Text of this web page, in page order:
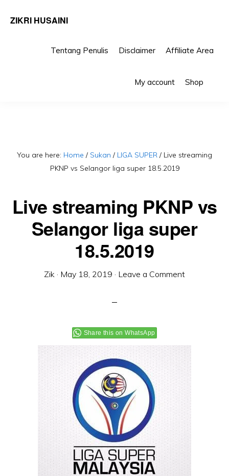
ZIKRI HUSAINI
Tentang Penulis Disclaimer Affiliate Area
My account Shop
You are here: Home / Sukan / LIGA SUPER / Live streaming
PKNP vs Selangor liga super 18.5.2019
Live streaming PKNP vs
Selangor liga super
18.5.2019
Zik · May 18, 2019 · Leave a Comment
Share this on WhatsApp